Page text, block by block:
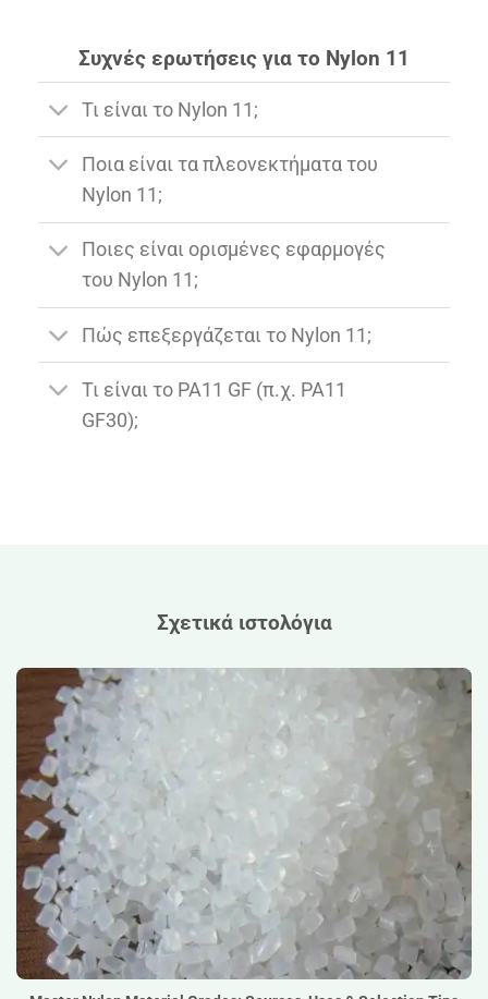
Συχνές ερωτήσεις για το Nylon 11
Τι είναι το Nylon 11;
Ποια είναι τα πλεονεκτήματα του
Nylon 11;
Ποιες είναι ορισμένες εφαρμογές
του Nylon 11;
Πώς επεξεργάζεται το Nylon 11;
Τι είναι το PA11 GF (π.χ. PA11
GF30);
Σχετικά ιστολόγια
Master Nylon Material Grades: Sources, Uses & Selection
Tips">